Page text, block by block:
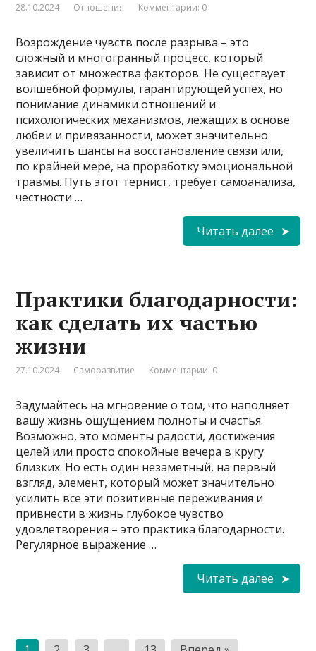
28.10.2024 Отношения Комментарии: 0
Возрождение чувств после разрыва – это
сложный и многогранный процесс, который
зависит от множества факторов. Не существует
волшебной формулы, гарантирующей успех, но
понимание динамики отношений и
психологических механизмов, лежащих в основе
любви и привязанности, может значительно
увеличить шансы на восстановление связи или,
по крайней мере, на проработку эмоциональной
травмы. Путь этот тернист, требует самоанализа,
честности …
Читать далее
Практики благодарности:
как сделать их частью
жизни
27.10.2024 Саморазвитие Комментарии: 0
Задумайтесь на мгновение о том, что наполняет
вашу жизнь ощущением полноты и счастья.
Возможно, это моменты радости, достижения
целей или просто спокойные вечера в кругу
близких. Но есть один незаметный, на первый
взгляд, элемент, который может значительно
усилить все эти позитивные переживания и
привнести в жизнь глубокое чувство
удовлетворения – это практика благодарности.
Регулярное выражение …
Читать далее